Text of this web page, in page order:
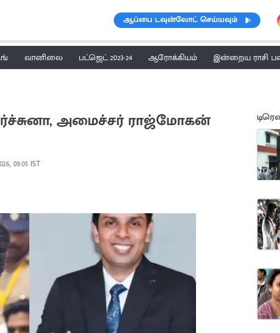
ஆப்பை டவுன்லோட் செய்யவும்
வானிலை பட்ஜெட் 2023-24 ஆரோக்கியம் இன்றைய ராசி
அமைச்சர் ராஜ்மோகன்
09:05 IST